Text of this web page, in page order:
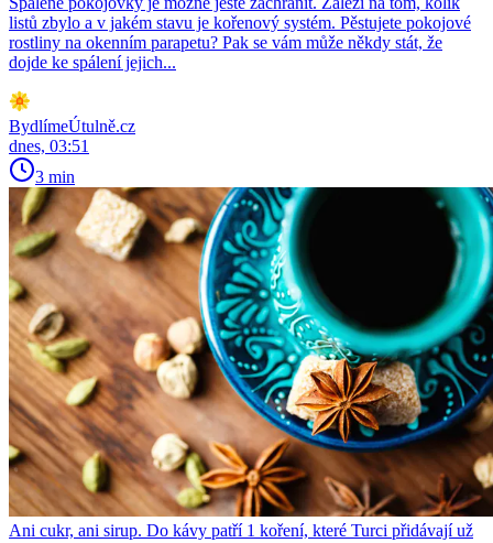
listů zbylo a v jakém stavu je kořenový systém. Pěstujete pokojové
rostliny na okenním parapetu? Pak se vám může někdy stát, že
dojde ke spálení jejich...
BydlímeÚtulně.cz
dnes, 03:51
3 min
Ani cukr, ani sirup. Do kávy patří 1 koření, které Turci přidávají už